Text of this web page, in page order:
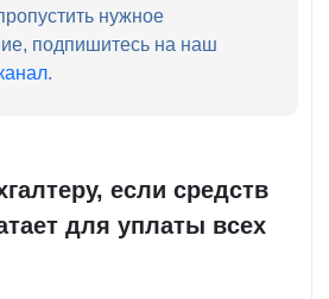
нужное
подпишитесь на наш
.
если средств
для уплаты всех